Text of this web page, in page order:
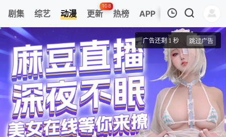
剧集 综艺 动漫 更新
108
热榜 APP
我的观影记录
第1集
青之壬生狼
清空